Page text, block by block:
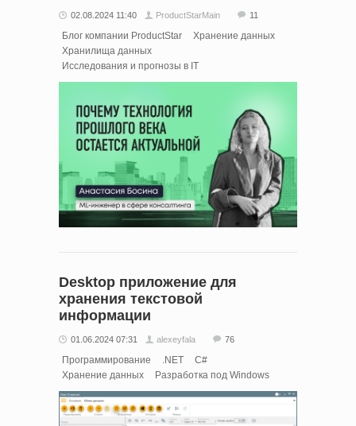
02.08.2024 11:40 ProductStarMain 11
Блог компании ProductStar
Хранение данных
Хранилища данных
Исследования и прогнозы в IT
Desktop приложение для
хранения текстовой
информации
01.06.2024 07:31 alexeyfala 76
Программирование .NET
C#
Хранение данных
Разработка под Windows